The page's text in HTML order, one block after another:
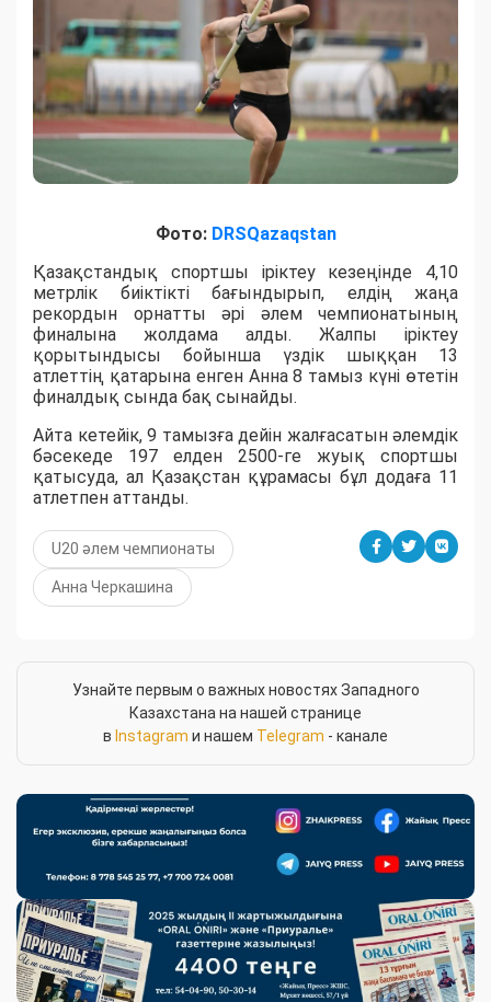
Фото: DRSQazaqstan
Қазақстандық спортшы іріктеу кезеңінде 4,10
метрлік биіктікті бағындырып, елдің жаңа
рекордын орнатты әрі әлем чемпионатының
финалына жолдама алды. Жалпы іріктеу
қорытындысы бойынша үздік шыққан 13
атлеттің қатарына енген Анна 8 тамыз күні өтетін
финалдық сында бақ сынайды.
Айта кетейік, 9 тамызға дейін жалғасатын әлемдік
бәсекеде 197 елден 2500-ге жуық спортшы
қатысуда, ал Қазақстан құрамасы бұл додаға 11
атлетпен аттанды.
U20 әлем чемпионаты
Анна Черкашина
Узнайте первым о важных новостях Западного
Казахстана на нашей странице
в Instagram и нашем Telegram - канале